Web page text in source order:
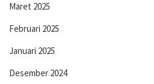
Maret 2025
Februari 2025
Januari 2025
Desember 2024